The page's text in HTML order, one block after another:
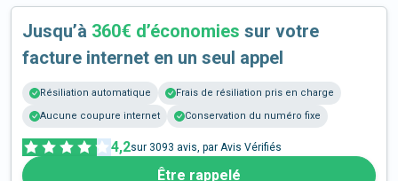
Jusqu’à 360€ d’économies sur votre
facture internet en un seul appel
Résiliation automatique
Frais de résiliation pris en charge
Aucune coupure internet
Conservation du numéro fixe
4,2sur 3093 avis, par Avis Vérifiés
Être rappelé